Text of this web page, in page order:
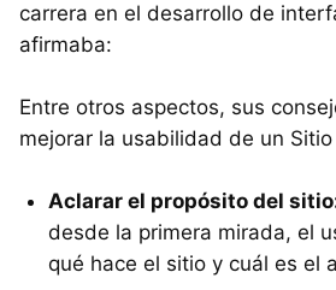
carrera en el desarrollo de
afirmaba:
Entre otros aspectos, sus
mejorar la usabilidad de un Sitio
Aclarar el propósito del
desde la primera mirada, el
qué hace el sitio y cuál es el